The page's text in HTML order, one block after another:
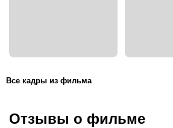
Все кадры из фильма
Отзывы о фильме